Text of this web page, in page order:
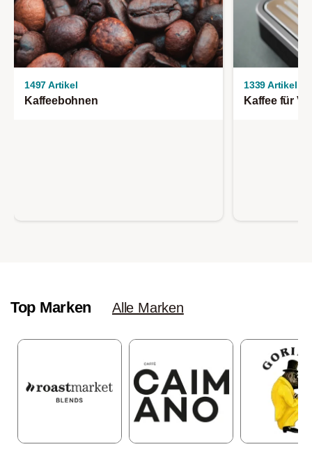
1497 Artikel
Kaffeebohnen
1339 Artikel
Kaffee für
Top Marken Alle Marken